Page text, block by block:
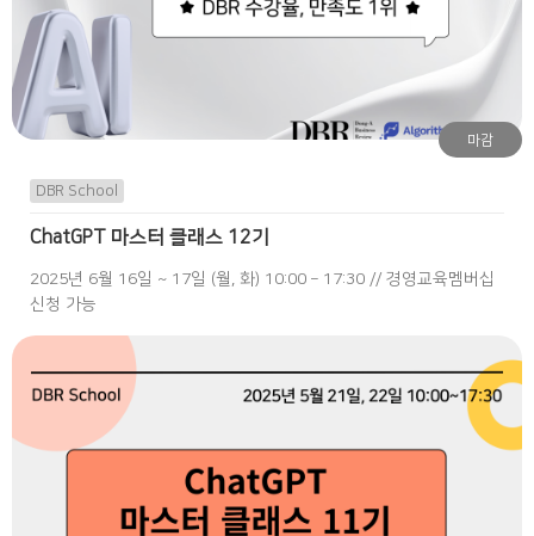
마감
DBR School
ChatGPT 마스터 클래스 12기
2025년 6월 16일 ~ 17일 (월, 화) 10:00 – 17:30 // 경영교육멤버십
신청 가능